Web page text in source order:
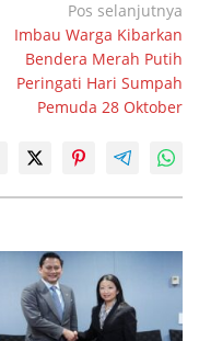
Pos selanjutnya
Imbau Warga Kibarkan
Bendera Merah Putih
Peringati Hari Sumpah
Pemuda 28 Oktober